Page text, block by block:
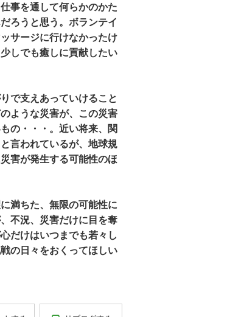
事を通して何らかのかた
ろうと思う。ボランテイ
サージに行けなかったけ
しでも癒しに貢献したい
で支えあっていけること
ような災害が、この災害
の・・・。近い将来、関
言われているが、地球規
害が発生する可能性のほ
満ちた、無限の可能性に
不況、災害だけに目を奪
だけはいつまでも若々し
の日々をおくってほしい